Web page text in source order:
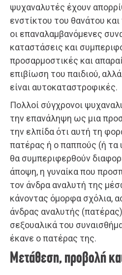
ψυχαναλυτές έχουν
ενστίκτου του θανάτου
οι επαναλαμβανόμενες
καταστάσεις και
προσαρμοστικές και
επιβίωση του παιδιού,
είναι αυτοκαταστροφικές.
Πολλοί σύγχρονοι
την επανάληψη ως μια
την ελπίδα ότι αυτή τη
πατέρας ή ο παππούς (ή τα
θα συμπεριφερθούν
άποψη, η γυναίκα που
τον άνδρα αναλυτή της
κάνοντας όμορφα σχόλια,
άνδρας αναλυτής
σεξουαλικά του
έκανε ο πατέρας της.
Μετάθεση, προβολή